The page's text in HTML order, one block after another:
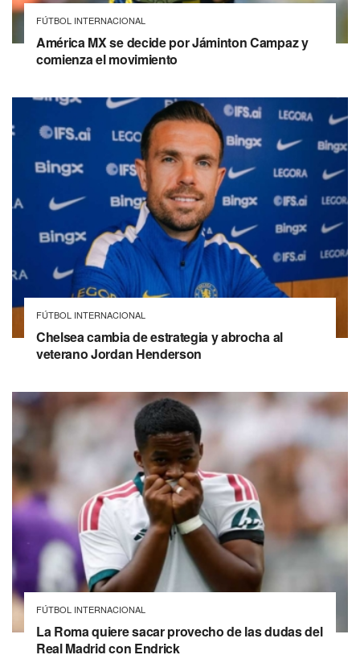
FÚTBOL INTERNACIONAL
América MX se decide por Jáminton Campaz y
comienza el movimiento
FÚTBOL INTERNACIONAL
Chelsea cambia de estrategia y abrocha al
veterano Jordan Henderson
FÚTBOL INTERNACIONAL
La Roma quiere sacar provecho de las dudas del
Real Madrid con Endrick